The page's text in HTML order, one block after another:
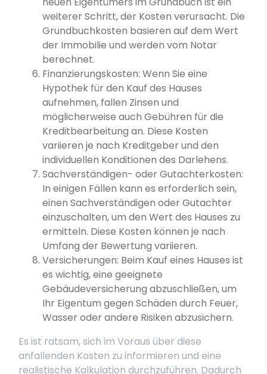
weiterer Schritt, der Kosten verursacht. Die
Grundbuchkosten basieren auf dem Wert
der Immobilie und werden vom Notar
berechnet.
Finanzierungskosten: Wenn Sie eine
Hypothek für den Kauf des Hauses
aufnehmen, fallen Zinsen und
möglicherweise auch Gebühren für die
Kreditbearbeitung an. Diese Kosten
variieren je nach Kreditgeber und den
individuellen Konditionen des Darlehens.
Sachverständigen- oder Gutachterkosten:
In einigen Fällen kann es erforderlich sein,
einen Sachverständigen oder Gutachter
einzuschalten, um den Wert des Hauses zu
ermitteln. Diese Kosten können je nach
Umfang der Bewertung variieren.
Versicherungen: Beim Kauf eines Hauses ist
es wichtig, eine geeignete
Gebäudeversicherung abzuschließen, um
Ihr Eigentum gegen Schäden durch Feuer,
Wasser oder andere Risiken abzusichern.
Es ist ratsam, sich im Voraus über diese
anfallenden Kosten zu informieren und eine
realistische Kalkulation durchzuführen. Dadurch